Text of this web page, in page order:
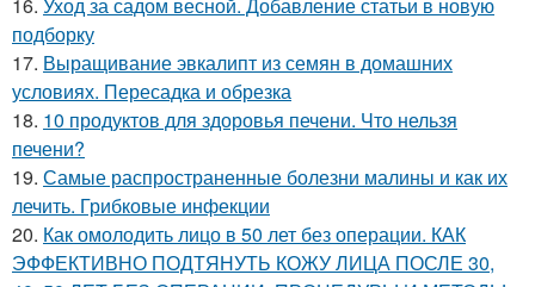
подборку
17. Выращивание эвкалипт из семян в домашних
условиях. Пересадка и обрезка
18. 10 продуктов для здоровья печени. Что нельзя
печени?
19. Самые распространенные болезни малины и как их
лечить. Грибковые инфекции
20. Как омолодить лицо в 50 лет без операции. КАК
ЭФФЕКТИВНО ПОДТЯНУТЬ КОЖУ ЛИЦА ПОСЛЕ 30,